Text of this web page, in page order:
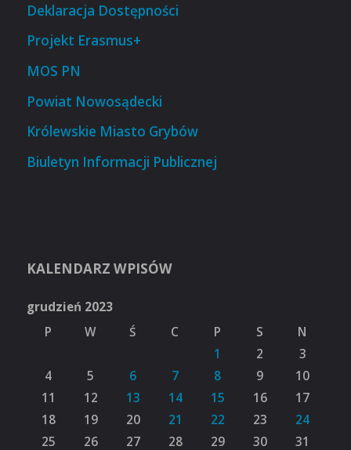
Deklaracja Dostępności
Projekt Erasmus+
MOS PN
Powiat Nowosądecki
Królewskie Miasto Grybów
Biuletyn Informacji Publicznej
KALENDARZ WPISÓW
grudzień 2023
P
W Ś C P S
N
1
2
3
4
5 6 7 8 9
10
11
12 13 14 15 16
17
18
19 20 21 22 23
24
25
26 27 28 29 30 31